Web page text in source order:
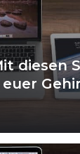
diesen